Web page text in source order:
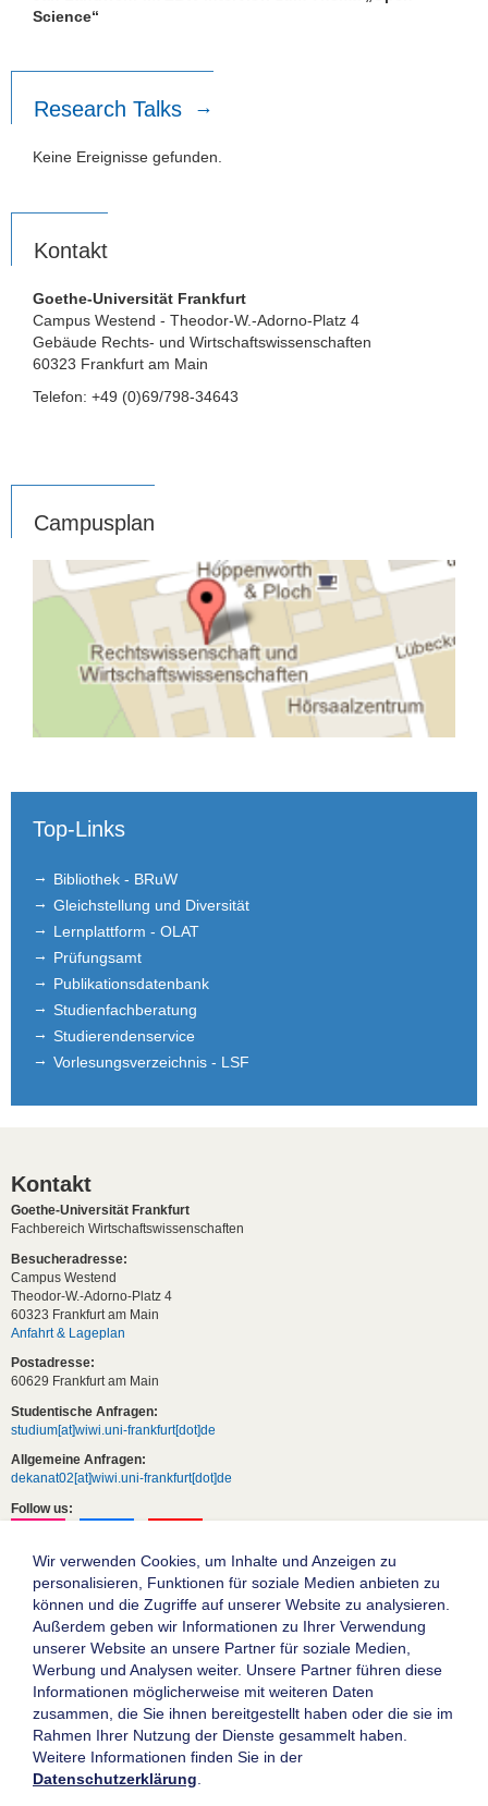
Science“
Research Talks
Keine Ereignisse gefunden.
Kontakt
Goethe-Universität Frankfurt
Campus Westend - Theodor-W.-Adorno-Platz 4
Gebäude Rechts- und Wirtschaftswissenschaften
60323 Frankfurt am Main
Telefon: +49 (0)69/798-34643
Campusplan
Top-Links
Bibliothek - BRuW
Gleichstellung und Diversität
Lernplattform - OLAT
Prüfungsamt
Publikationsdatenbank
Studienfachberatung
Studierendenservice
Vorlesungsverzeichnis - LSF
Kontakt
Goethe-Universität Frankfurt
Fachbereich Wirtschaftswissenschaften
Besucheradresse:
Campus Westend
Theodor-W.-Adorno-Platz 4
60323 Frankfurt am Main
Anfahrt & Lageplan
Postadresse:
60629 Frankfurt am Main
Studentische Anfragen:
studium[at]wiwi.uni-frankfurt[dot]de
Allgemeine Anfragen:
dekanat02[at]wiwi.uni-frankfurt[dot]de
Follow us:
Die Goethe-Universität Frankfurt am Main
Impressum
Datenschutz
Wir verwenden Cookies, um Inhalte und Anzeigen zu
personalisieren, Funktionen für soziale Medien anbieten zu
können und die Zugriffe auf unserer Website zu analysieren.
Außerdem geben wir Informationen zu Ihrer Verwendung
unserer Website an unsere Partner für soziale Medien,
Werbung und Analysen weiter. Unsere Partner führen diese
Informationen möglicherweise mit weiteren Daten
zusammen, die Sie ihnen bereitgestellt haben oder die sie im
Rahmen Ihrer Nutzung der Dienste gesammelt haben.
Weitere Informationen finden Sie in der
Datenschutzerklärung